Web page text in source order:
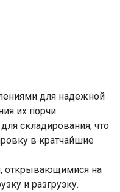
для надежной
их порчи.
складирования, что
в кратчайшие
открывающимися на
и разгрузку.